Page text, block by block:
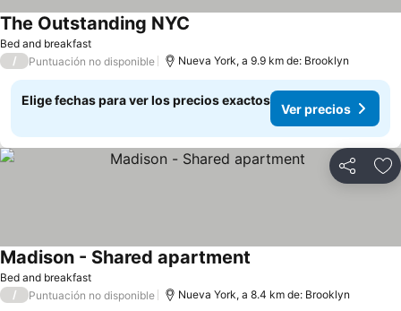
Bed and breakfast
The Outstanding NYC
/ Puntuación no disponible Nueva York, a 9.9 km de: Brooklyn
Elige fechas para ver los precios exactos
Ver precios
Compartir
Bed and breakfast
Madison - Shared apartment
/ Puntuación no disponible Nueva York, a 8.4 km de: Brooklyn